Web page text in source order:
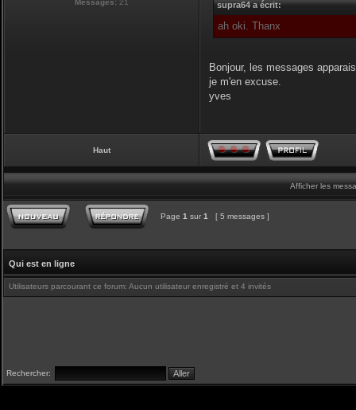
Messages: 21 supra64 a écrit:
ah oki. Thanx
Bonjour, les messages
je m'en excuse.
yves
Haut
Afficher les
Page 1 sur 1 [ 5 messages ]
Qui est en ligne
Utilisateurs parcourant ce forum: Aucun utilisateur enregistré et 4 invités
Rechercher: